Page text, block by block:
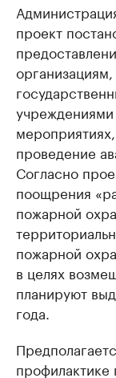
проект
учреждениями
проведение
Согласно
поощрения
пожарной
пожарной
в целях
планируют
года.